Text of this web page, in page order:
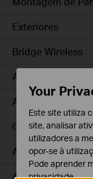
Exteriores
Bridge Wireless
Access Pro
Access Plus
GPON
Agile
Access
Your
Este site utiliza
site, analisar
utilizadores a
opor-se à
Pode aprender
privacidade.